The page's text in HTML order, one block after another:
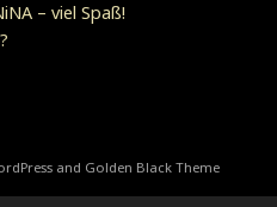
– viel Spaß!
and Golden Black Theme